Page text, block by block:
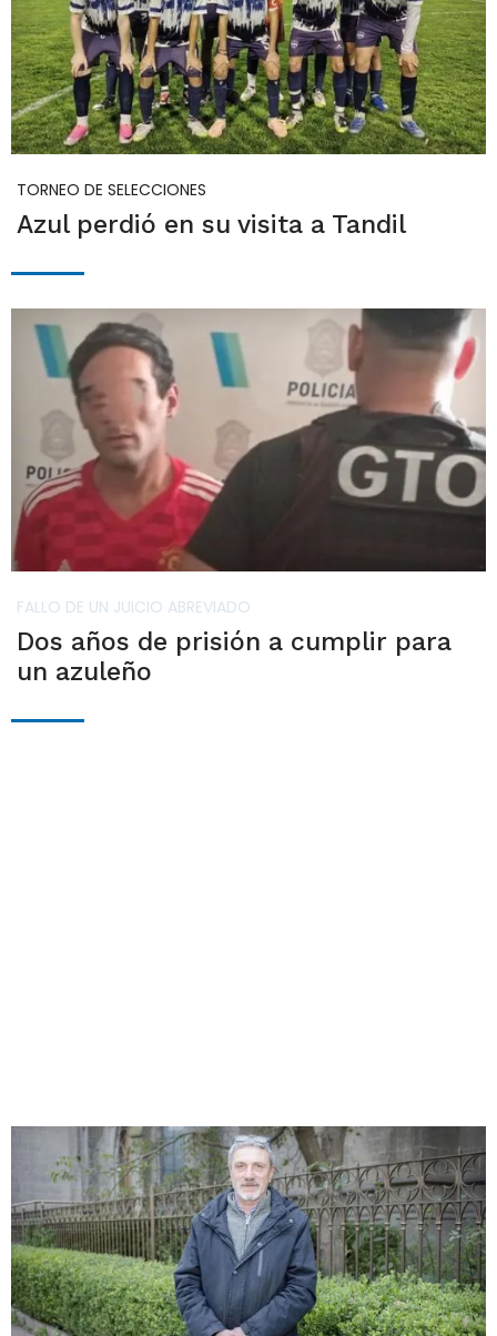
TORNEO DE SELECCIONES
Azul perdió en su visita a Tandil
FALLO DE UN JUICIO ABREVIADO
Dos años de prisión a cumplir para
un azuleño